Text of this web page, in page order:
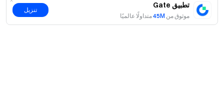
تطبيق Gate
موثوق من 45Mمتداولًا عالميًا
تنزيل